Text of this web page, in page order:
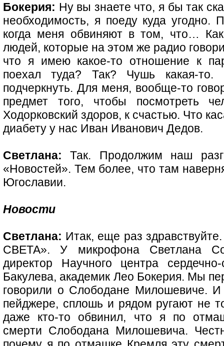
Бокерия: Ну вы знаете что, я бы так
необходимость, я поеду куда угодно.
когда меня обвиняют в том, что…
людей, которые на этом же радио
что я имею какое-то отношение к
поехал туда? Так? Чушь какая-
подчеркнуть. Для меня, вообще-то
предмет того, чтобы посмотреть
Ходорковский здоров, к счастью. Что
диабету у нас Иван Иванович Дедов.
Светлана: Так. Продолжим наш
«Новостей». Тем более, что там
Югославии.
Новости
Светлана: Итак, еще раз
СВЕТА». У микрофона Светлана
директор Научного центра
Бакулева, академик Лео Бокерия. Мы
говорили о Слободане Милошевиче.
пейджере, сплошь и рядом ругают не
даже кто-то обвинил, что я по
смерти Слободана Милошевича.